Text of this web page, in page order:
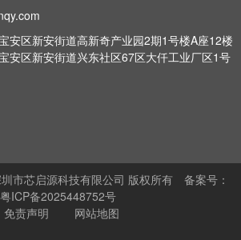
安区新安街道高新奇产业园2期1号楼A座12楼
安区新安街道兴东社区67区大仟工业厂区1号
市芯启源科技有限公司 版权所有
备案号：
粤ICP备2025448752号
免责声明
网站地图